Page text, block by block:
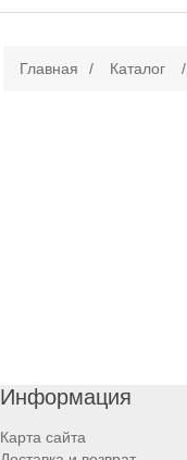
Главная / Каталог /
Информация
Карта сайта